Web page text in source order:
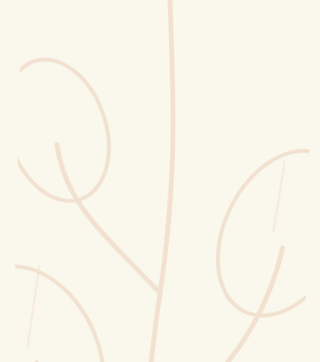
Sammelkalender
Blüten-Finder
Phänologie-Radar
Vogelstimmen
Gartenplaner
Challenges
Wusstest du?